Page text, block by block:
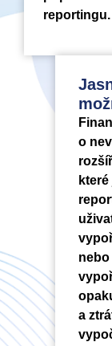
reportingu.
o
a